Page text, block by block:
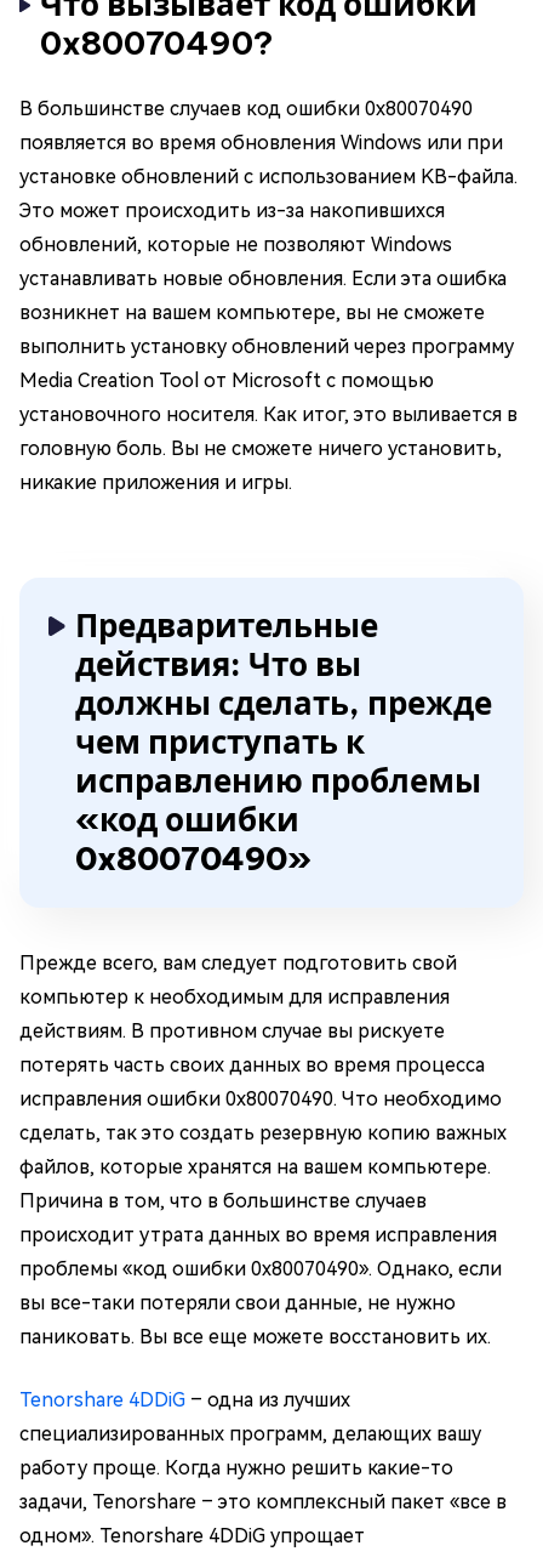
0x80070490?
В большинстве случаев код ошибки 0x80070490
появляется во время обновления Windows или при
установке обновлений с использованием KB-файла.
Это может происходить из-за накопившихся
обновлений, которые не позволяют Windows
устанавливать новые обновления. Если эта ошибка
возникнет на вашем компьютере, вы не сможете
выполнить установку обновлений через программу
Media Creation Tool от Microsoft с помощью
установочного носителя. Как итог, это выливается в
головную боль. Вы не сможете ничего установить,
никакие приложения и игры.
Предварительные
действия: Что вы
должны сделать, прежде
чем приступать к
исправлению проблемы
«код ошибки
0x80070490»
Прежде всего, вам следует подготовить свой
компьютер к необходимым для исправления
действиям. В противном случае вы рискуете
потерять часть своих данных во время процесса
исправления ошибки 0x80070490. Что необходимо
сделать, так это создать резервную копию важных
файлов, которые хранятся на вашем компьютере.
Причина в том, что в большинстве случаев
происходит утрата данных во время исправления
проблемы «код ошибки 0x80070490». Однако, если
вы все-таки потеряли свои данные, не нужно
паниковать. Вы все еще можете восстановить их.
Tenorshare 4DDiG – одна из лучших
специализированных программ, делающих вашу
работу проще. Когда нужно решить какие-то
задачи, Tenorshare – это комплексный пакет «все в
одном». Tenorshare 4DDiG упрощает